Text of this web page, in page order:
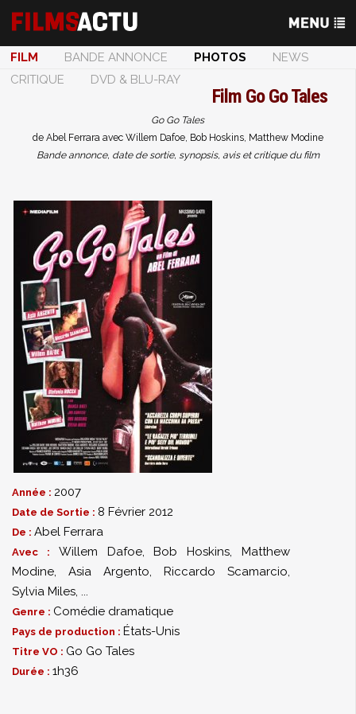
FILM BANDE ANNONCE PHOTOS
NEWS
CRITIQUE
DVD & BLU-RAY
Film Go Go Tales
Go Go Tales
de Abel Ferrara avec Willem Dafoe, Bob Hoskins, Matthew Modine
Bande annonce, date de sortie, synopsis, avis et critique du film
Année : 2007
Date de Sortie : 8 Février 2012
De : Abel Ferrara
Avec : Willem Dafoe,Bob Hoskins,Matthew
Modine, Asia Argento, Riccardo Scamarcio,
Sylvia Miles, ...
Genre : Comédie dramatique
Pays de production : États-Unis
Titre VO : Go Go Tales
Durée : 1h36